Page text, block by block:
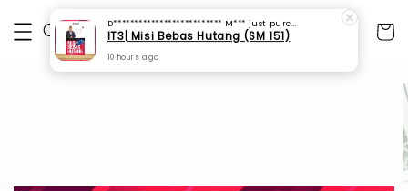
D************************** M*** just purchased
IT3| Misi Bebas Hutang (SM 151)
10 hours ago